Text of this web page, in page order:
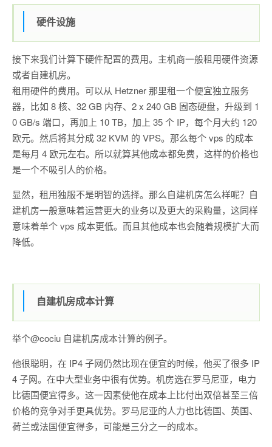
硬件设施
接下来我们计算下硬件配置的费用。主机商一般租用硬件资源
或者自建机房。
租用硬件的费用。可以从 Hetzner 那里租一个便宜独立服务
器，比如 8 核、32 GB 内存、2 x 240 GB 固态硬盘，升级到 1
0 GB/s 端口，再加上 10 TB，加上 35 个 IP，每个月大约 120
欧元。然后将其分成 32 KVM 的 VPS。那么每个 vps 的成本
是每月 4 欧元左右。所以就算其他成本都免费，这样的价格也
是一个不吸引人的价格。
显然，租用独服不是明智的选择。那么自建机房怎么样呢？自
建机房一般意味着运营更大的业务以及更大的采购量，这同样
意味着单个 vps 成本更低。而且其他成本也会随着规模扩大而
降低。
自建机房成本计算
举个@cociu 自建机房成本计算的例子。
他很聪明，在 IP4 子网仍然比现在便宜的时候，他买了很多 IP
4 子网。在中大型业务中很有优势。机房选在罗马尼亚，电力
比德国便宜得多。这一因素使他在成本上比付出双倍甚至三倍
价格的竞争对手更具优势。罗马尼亚的人力也比德国、英国、
荷兰或法国便宜得多，可能是三分之一的成本。